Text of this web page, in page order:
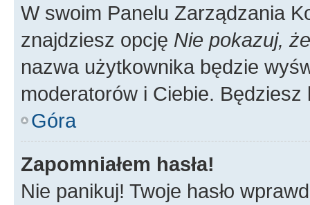
W swoim Panelu Zarządzania
znajdziesz opcję Nie pokazuj,
nazwa użytkownika będzie
moderatorów i Ciebie.
Góra
Zapomniałem hasła!
Nie panikuj! Twoje hasło